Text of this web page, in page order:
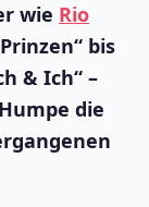
wie Rio
bis
& Ich“ –
die